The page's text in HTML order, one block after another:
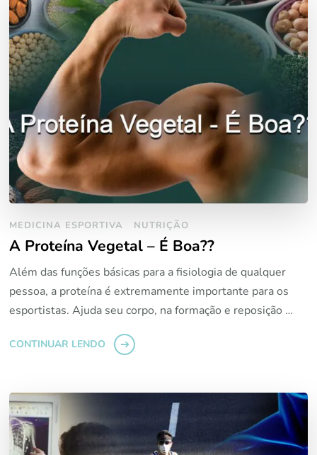
MEDICINA ESPORTIVA NUTRIÇÃO
A Proteína Vegetal – É Boa??
Além das funções básicas para a fisiologia de qualquer
pessoa, a proteína é extremamente importante para os
esportistas. Ajuda seu corpo, na formação e reposição …
CONTINUAR LENDO